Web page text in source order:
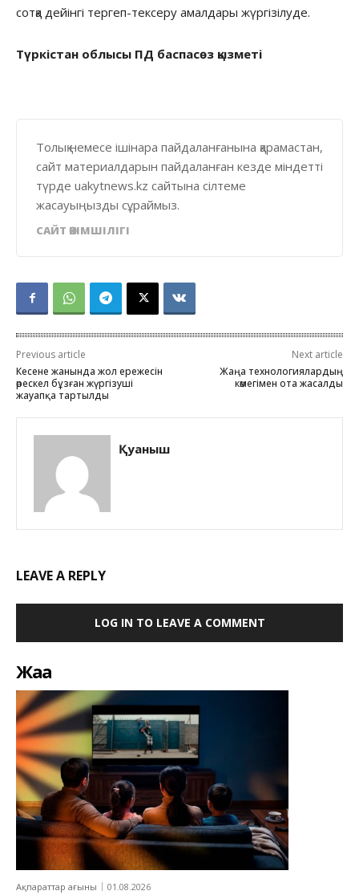
сотқа дейінгі тергеп-тексеру амалдары жүргізілуде.
Түркістан облысы ПД баспасөз қызметі
Толық немесе ішінара пайдаланғанына қарамастан,
сайт материалдарын пайдаланған кезде міндетті
түрде uakytnews.kz сайтына сілтеме
жасауыңызды сұраймыз.
САЙТ ӘКІМШІЛІГІ
Previous article
Кесене жанында жол ережесін
өрескел бұзған жүргізуші
жауапқа тартылды
Next article
Жаңа технологиялардың
көмегімен ота жасалды
Қуаныш
LEAVE A REPLY
LOG IN TO LEAVE A COMMENT
Жаңа
Ақпараттар ағыны 01.08.2026